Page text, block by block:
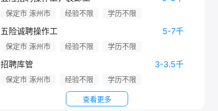
保定市 涿州市 经验不限 学历不限
五险诚聘操作工 5-7千
保定市 涿州市 经验不限 学历不限
招聘库管 3-3.5千
保定市 涿州市 经验不限 学历不限
查看更多